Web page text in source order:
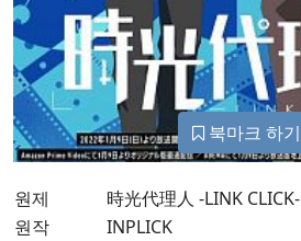
북마크 하기
원제
時光代理人 -LINK CLICK-
원작
INPLICK